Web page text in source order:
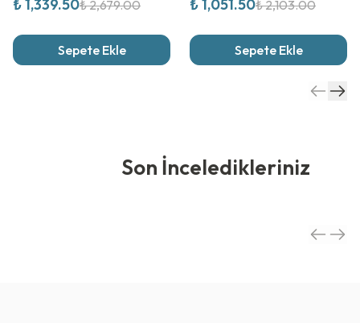
₺ 1,339.50₺ 2,679.00
Sepete Ekle
₺ 1,051.50₺ 2,103.00
Sepete Ekle
Son İnceledikleriniz